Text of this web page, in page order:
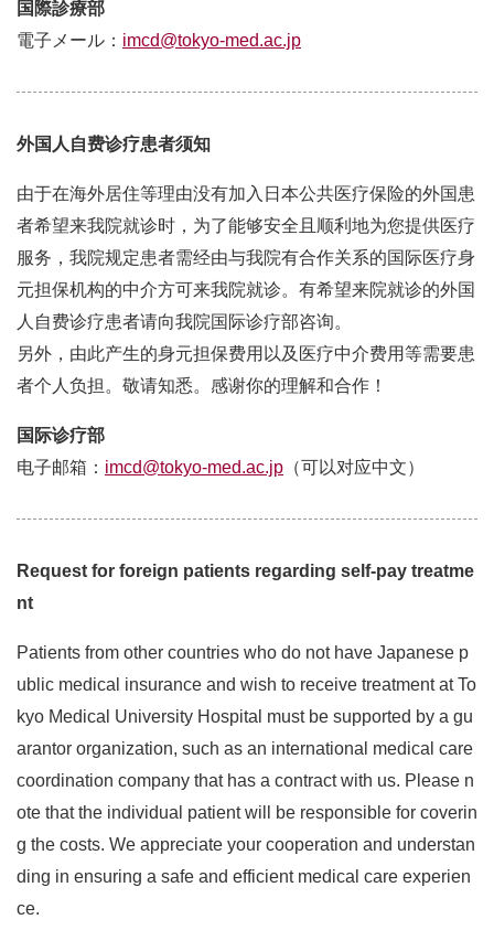
国際診療部
電子メール： imcd@tokyo-med.ac.jp
外国人自费诊疗患者须知
由于在海外居住等理由没有加入日本公共医疗保险的外国患
者希望来我院就诊时，为了能够安全且顺利地为您提供医疗
服务，我院规定患者需经由与我院有合作关系的国际医疗身
元担保机构的中介方可来我院就诊。有希望来院就诊的外国
人自费诊疗患者请向我院国际诊疗部咨询。
另外，由此产生的身元担保费用以及医疗中介费用等需要患
者个人负担。敬请知悉。感谢你的理解和合作！
国际诊疗部
电子邮箱： imcd@tokyo-med.ac.jp （可以对应中文）
Request for foreign patients regarding self-pay treatme
nt
Patients from other countries who do not have Japanese p
ublic medical insurance and wish to receive treatment at To
kyo Medical University Hospital must be supported by a gu
arantor organization, such as an international medical care
coordination company that has a contract with us. Please n
ote that the individual patient will be responsible for coverin
g the costs. We appreciate your cooperation and understan
ding in ensuring a safe and efficient medical care experien
ce.